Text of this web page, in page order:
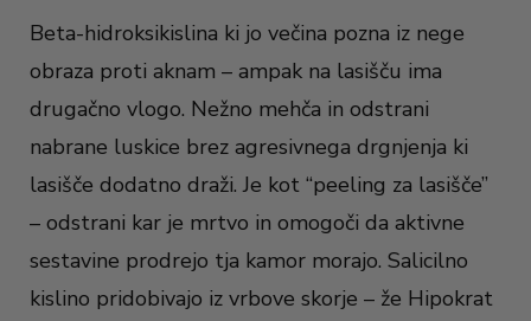
Beta-hidroksikislina ki jo večina pozna iz nege
obraza proti aknam – ampak na lasišču ima
drugačno vlogo. Nežno mehča in odstrani
nabrane luskice brez agresivnega drgnjenja ki
lasišče dodatno draži. Je kot “peeling za lasišče”
– odstrani kar je mrtvo in omogoči da aktivne
sestavine prodrejo tja kamor morajo. Salicilno
kislino pridobivajo iz vrbove skorje – že Hipokrat